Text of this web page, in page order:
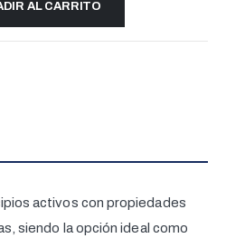
AL CARRITO
activos con propiedades
siendo la opción ideal como